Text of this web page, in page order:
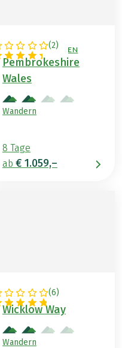
(2)
GROSSBRITANNIEN
Pembrokeshire
Wales
Wandern
8 Tage
ab € 1.059,–
(6)
IRLAND
Wicklow Way
Wandern